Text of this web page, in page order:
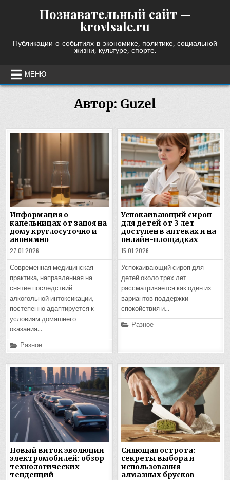
Познавательный сайт —
krovlsale.ru
Публикации о событиях в экономике, политике, социальной
жизни, культуре, спорте.
МЕНЮ
Автор: Guzel
Информация о
капельницах от запоя на
дому круглосуточно и
анонимно
27.01.2026
Современная медицинская
практика, направленная на
снятие последствий
алкогольной интоксикации,
постепенно адаптируется к
условиям домашнего
оказания…
Posted
in
Разное
Успокаивающий сироп
для детей от 3 лет
доступен в аптеках и на
онлайн-площадках
15.01.2026
Успокаивающий сироп для
детей около трех лет
рассматривается как один из
вариантов поддержки
спокойствия и…
Posted
Разное
Новый виток эволюции
электромобилей: обзор
технологических
тенденций
Сияющая острота:
секреты выбора и
использования
алмазных брусков